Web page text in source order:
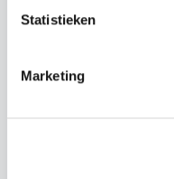
Statistieken
Marketing
Productnummer:
BeHello